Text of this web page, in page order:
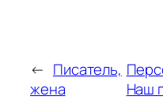
← Писатель,
жена
Наш